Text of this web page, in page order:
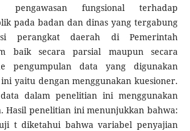
pengawasan fungsional terhadap
pada badan dan dinas yang tergabung
perangkat daerah di Pemerintah
baik secara parsial maupun secara
pengumpulan data yang digunakan
yaitu dengan menggunakan kuesioner.
dalam penelitian ini menggunakan
Hasil penelitian ini menunjukkan bahwa:
t diketahui bahwa variabel penyajian